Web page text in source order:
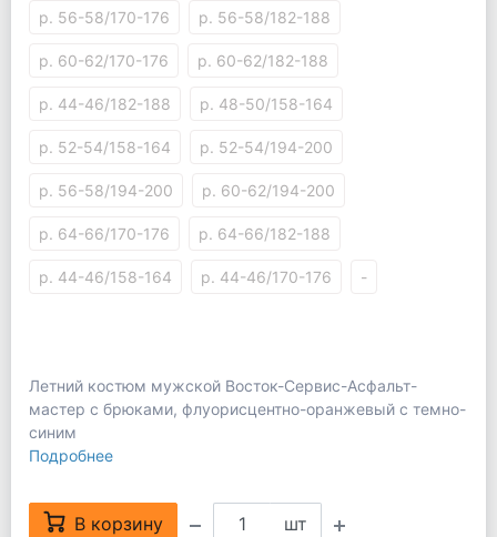
р. 56-58/170-176 р. 56-58/182-188
р. 60-62/170-176 р. 60-62/182-188
р. 44-46/182-188 р. 48-50/158-164
р. 52-54/158-164 р. 52-54/194-200
р. 56-58/194-200 р. 60-62/194-200
р. 64-66/170-176 р. 64-66/182-188
р. 44-46/158-164 р. 44-46/170-176 -
Летний костюм мужской Восток-Сервис-Асфальт-
мастер с брюками, флуорисцентно-оранжевый с темно-
синим
Подробнее
В корзину шт